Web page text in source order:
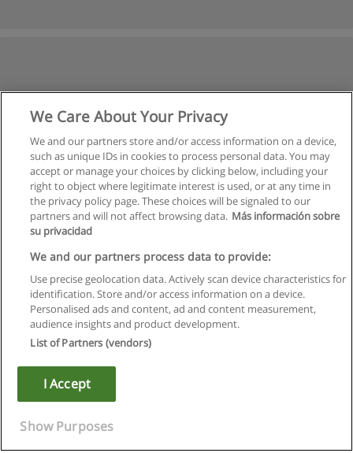
Regras de uso
Privacidade de dados
Copyright © Educaedu Business S.L. - CIF : B-95610580: -
We Care About Your Privacy
We and our partners store and/or access information on a device,
such as unique IDs in cookies to process personal data. You may
accept or manage your choices by clicking below, including your
right to object where legitimate interest is used, or at any time in
the privacy policy page. These choices will be signaled to our
partners and will not affect browsing data. Más información sobre
su privacidad
We and our partners process data to provide:
Use precise geolocation data. Actively scan device characteristics for
identification. Store and/or access information on a device.
Personalised ads and content, ad and content measurement,
audience insights and product development.
List of Partners (vendors)
I Accept
Show Purposes